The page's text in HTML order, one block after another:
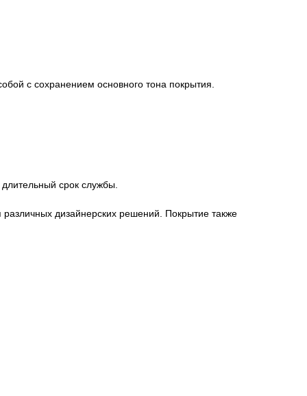
с сохранением основного тона покрытия.
срок службы.
дизайнерских решений. Покрытие также